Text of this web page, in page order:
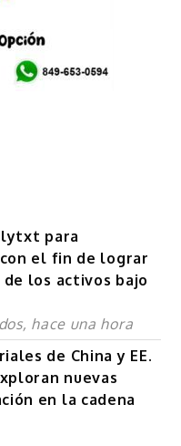
para
el fin de lograr
los activos bajo
hace una hora
de China y EE.
nuevas
en la cadena